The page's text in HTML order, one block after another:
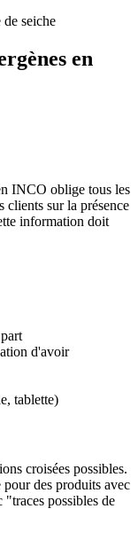
seiche
en
INCO oblige tous les
clients sur la présence
information doit
d'avoir
tablette)
croisées possibles.
des produits avec
"traces possibles de